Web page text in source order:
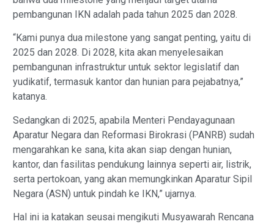
pembangunan IKN adalah pada tahun 2025 dan 2028.
“Kami punya dua milestone yang sangat penting, yaitu di
2025 dan 2028. Di 2028, kita akan menyelesaikan
pembangunan infrastruktur untuk sektor legislatif dan
yudikatif, termasuk kantor dan hunian para pejabatnya,”
katanya.
Sedangkan di 2025, apabila Menteri Pendayagunaan
Aparatur Negara dan Reformasi Birokrasi (PANRB) sudah
mengarahkan ke sana, kita akan siap dengan hunian,
kantor, dan fasilitas pendukung lainnya seperti air, listrik,
serta pertokoan, yang akan memungkinkan Aparatur Sipil
Negara (ASN) untuk pindah ke IKN,” ujarnya.
Hal ini ia katakan seusai mengikuti Musyawarah Rencana